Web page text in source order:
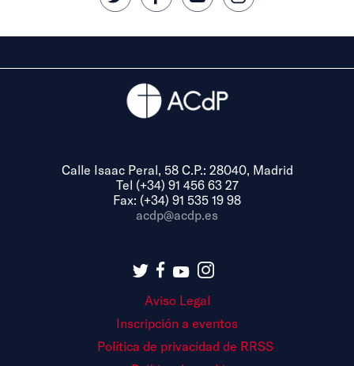
Calle Isaac Peral, 58 C.P.: 28040, Madrid
Tel (+34) 91 456 63 27
Fax: (+34) 91 535 19 98
acdp@acdp.es
Aviso Legal
Inscripción a eventos
Política de privacidad de RRSS